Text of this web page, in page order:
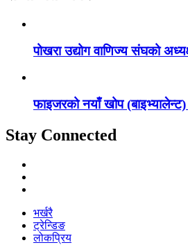
पोखरा उद्योग वाणिज्य संघको
फाइजरको नयाँ खोप
Stay Connected
भर्खरै
ट्रेन्डिङ
लोकप्रिय